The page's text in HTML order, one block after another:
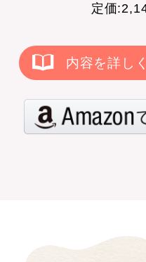
定価
内容を詳し